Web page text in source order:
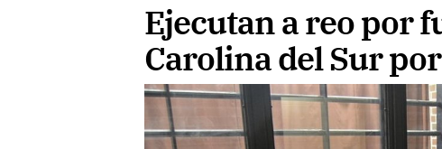
Ejecutan a reo por
Carolina del Sur